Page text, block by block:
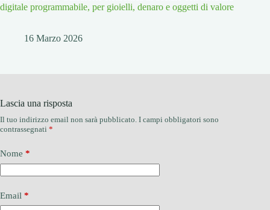
digitale programmabile, per gioielli, denaro e oggetti di valore
16 Marzo 2026
Lascia una risposta
Il tuo indirizzo email non sarà pubblicato. I campi obbligatori sono
contrassegnati *
Nome *
Email *